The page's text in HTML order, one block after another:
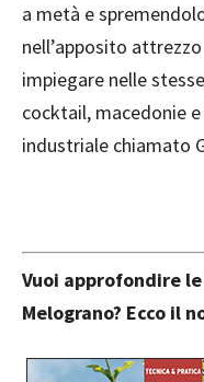
a metà e
nell’apposito
impiegare nelle
cocktail, macedonie
industriale chiamato
Vuoi approfondire
Melograno? Ecco il